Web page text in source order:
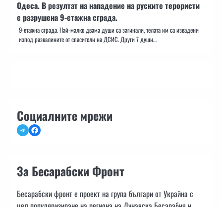
Одеса. В резултат на нападение на руските терористи
е разрушена 9-етажна сграда.
9-етажна сграда. Най-малко двама души са загинали, телата им са извадени
изпод развалините от спасители на ДСИС. Други 7 души…
Социалните мрежи
TelegramFacebook
За Бесарабски Фронт
Бесарабски фронт е проект на група българи от Украйна с